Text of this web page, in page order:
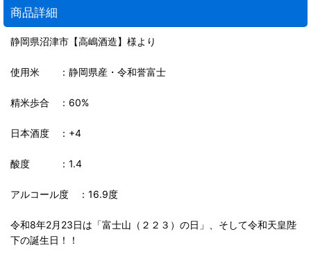
商品詳細
静岡県沼津市【高嶋酒造】様より
使用米 ：静岡県産・令和誉富士
精米歩合 ：60%
日本酒度 ：+4
酸度 ：1.4
アルコール度 ：16.9度
令和8年2月23日は「富士山（２２３）の日」、そして令和天皇陛
下の誕生日！！